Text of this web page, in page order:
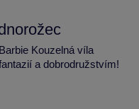
Kouzelná víla
a dobrodružstvím!